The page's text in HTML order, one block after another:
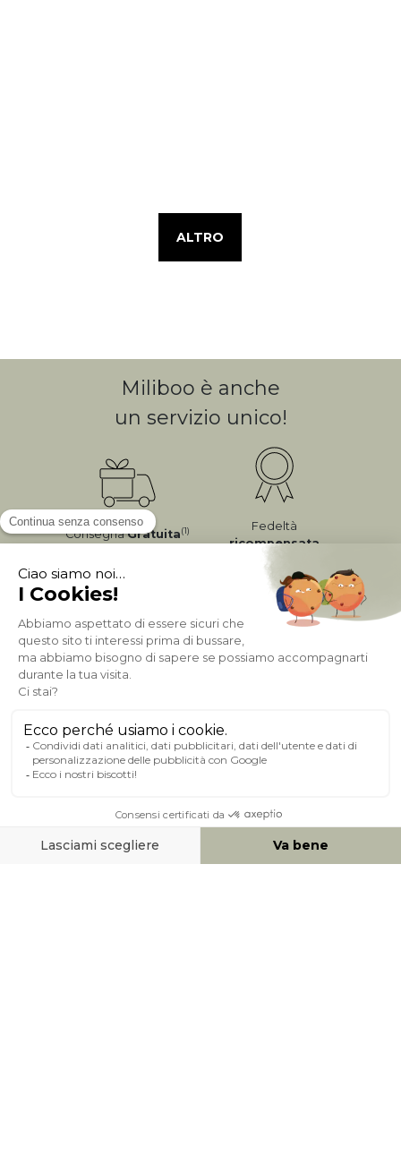
ALTRO
Miliboo è anche
un servizio unico!
ConsegnaGratuita(1)
Fedeltà
ricompensata
Pagamento sicuro
A PROPOSITO DI MILIBOO
AIUTO & CONTATTO